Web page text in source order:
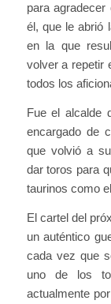
para
él, que le abrió
en la que
volver a repetir
todos los
Fue el alcalde
encargado de
que volvió a
dar toros para
taurinos como
El cartel del
un auténtico
cada vez que
uno de los
actualmente